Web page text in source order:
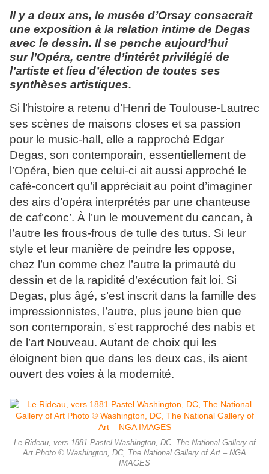
Il y a deux ans, le musée d’Orsay consacrait
une exposition à la relation intime de Degas
avec le dessin. Il se penche aujourd’hui
sur l’Opéra, centre d’intérêt privilégié de
l’artiste et lieu d’élection de toutes ses
synthèses artistiques.
Si l’histoire a retenu d’Henri de Toulouse-Lautrec
ses scènes de maisons closes et sa passion
pour le music-hall, elle a rapproché Edgar
Degas, son contemporain, essentiellement de
l’Opéra, bien que celui-ci ait aussi approché le
café-concert qu’il appréciait au point d’imaginer
des airs d’opéra interprétés par une chanteuse
de caf’conc’. À l’un le mouvement du cancan, à
l’autre les frous-frous de tulle des tutus. Si leur
style et leur manière de peindre les oppose,
chez l’un comme chez l’autre la primauté du
dessin et de la rapidité d’exécution fait loi. Si
Degas, plus âgé, s’est inscrit dans la famille des
impressionnistes, l’autre, plus jeune bien que
son contemporain, s’est rapproché des nabis et
de l’art Nouveau. Autant de choix qui les
éloignent bien que dans les deux cas, ils aient
ouvert des voies à la modernité.
Le Rideau, vers 1881 Pastel Washington, DC, The National Gallery of
Art Photo © Washington, DC, The National Gallery of Art – NGA
IMAGES